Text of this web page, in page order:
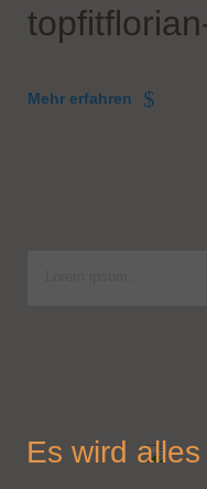
Es wird
Mehr erfahren